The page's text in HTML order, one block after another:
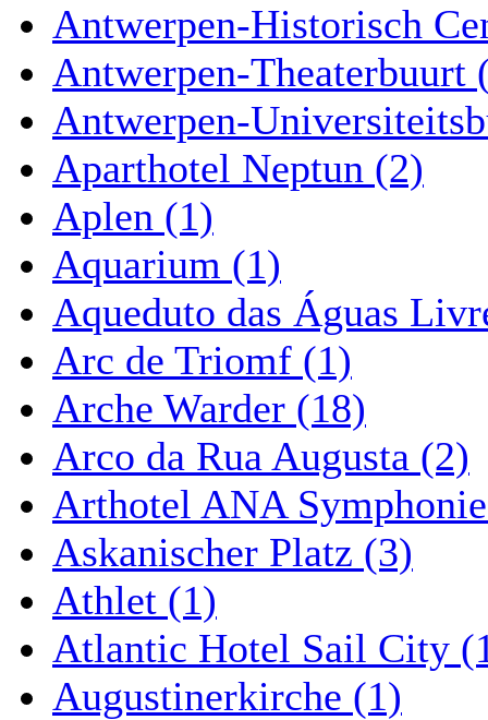
Antwerpen-Historisch
Antwerpen-Theaterbuurt
Antwerpen-
Aparthotel Neptun (2)
Aplen (1)
Aquarium (1)
Aqueduto das Águas
Arc de Triomf (1)
Arche Warder (18)
Arco da Rua Augusta (2)
Arthotel ANA
Askanischer Platz (3)
Athlet (1)
Atlantic Hotel Sail City
Augustinerkirche (1)